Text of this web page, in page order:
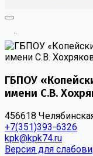
...
ГБПОУ
имени С.В.
456618
+7(351)393-6326
kpk@kpk74.ru
Версия для